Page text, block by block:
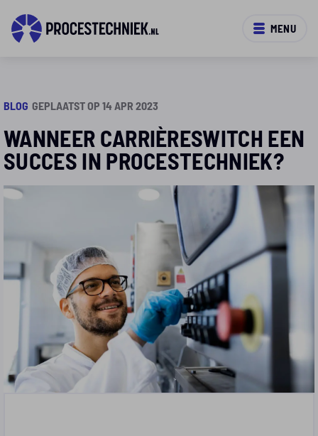
MENU
BLOG GEPLAATST OP 14 APR 2023
WANNEER CARRIÈRESWITCH EEN
SUCCES IN PROCESTECHNIEK?